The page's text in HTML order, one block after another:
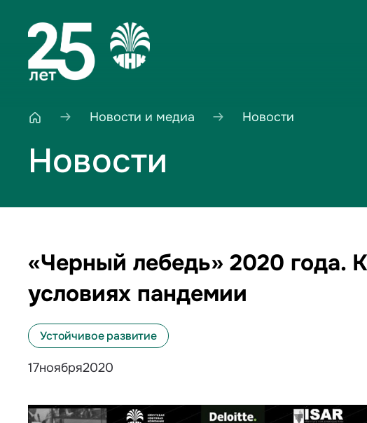
Новости и медиа Новости
Новости
«Черный лебедь» 2020 года.
условиях пандемии
Устойчивое развитие
17ноября2020